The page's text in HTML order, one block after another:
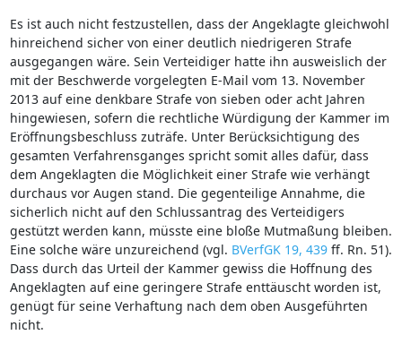
Es ist auch nicht festzustellen, dass der Angeklagte gleichwohl
hinreichend sicher von einer deutlich niedrigeren Strafe
ausgegangen wäre. Sein Verteidiger hatte ihn ausweislich der
mit der Beschwerde vorgelegten E-Mail vom 13. November
2013 auf eine denkbare Strafe von sieben oder acht Jahren
hingewiesen, sofern die rechtliche Würdigung der Kammer im
Eröffnungsbeschluss zuträfe. Unter Berücksichtigung des
gesamten Verfahrensganges spricht somit alles dafür, dass
dem Angeklagten die Möglichkeit einer Strafe wie verhängt
durchaus vor Augen stand. Die gegenteilige Annahme, die
sicherlich nicht auf den Schlussantrag des Verteidigers
gestützt werden kann, müsste eine bloße Mutmaßung bleiben.
Eine solche wäre unzureichend (vgl. BVerfGK 19, 439ff. Rn. 51).
Dass durch das Urteil der Kammer gewiss die Hoffnung des
Angeklagten auf eine geringere Strafe enttäuscht worden ist,
genügt für seine Verhaftung nach dem oben Ausgeführten
nicht.